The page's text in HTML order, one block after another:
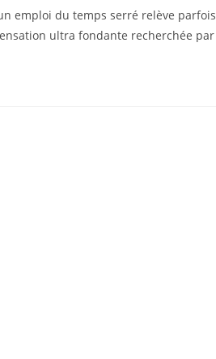
emploi du temps serré relève parfois
ultra fondante recherchée par